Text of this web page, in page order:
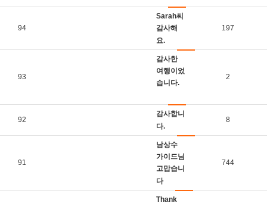
94
Sarah씨
감사해
요.
197
93
감사한
여행이었
습니다.
2
92
감사합니
다.
8
91
남상수
가이드님
고맙습니
다
744
Thank